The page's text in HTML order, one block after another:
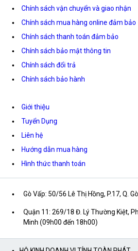
Chính sách vận chuyển và giao nhận
Chính sách mua hàng online đảm bảo
Chính sách thanh toán đảm bảo
Chính sách bảo mật thông tin
Chính sách đổi trả
Chính sách bảo hành
Giới thiệu
Tuyển Dụng
Liên hệ
Hướng dẫn mua hàng
Hình thức thanh toán
Gò Vấp: 50/56 Lê Thị Hồng, P.17, Q.
Quận 11: 269/18 Đ. Lý Thường Kiệt,
Minh (09h00 đến 18h00)